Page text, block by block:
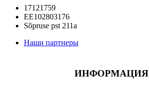
17121759
EE102803176
Sõpruse pst 211a
Наши партнеры
ИНФОРМАЦИЯ